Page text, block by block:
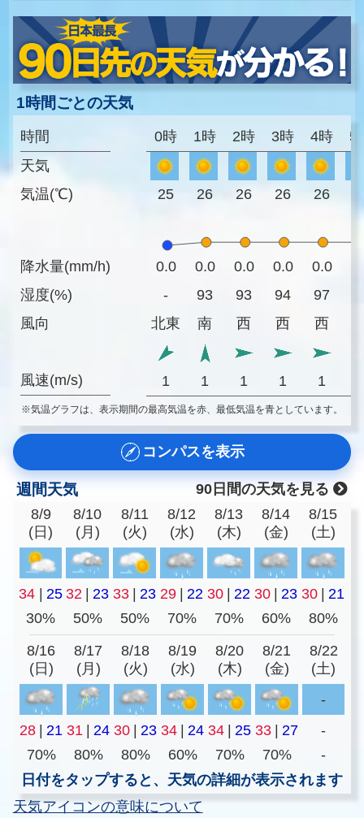
1時間ごとの天気
時間
天気
気温(℃)
降水量(mm/h)
湿度(%)
風向
風速(m/s)
0時 1時 2時 3時 4時 5
25 26 26 26 26
0.0 0.0 0.0 0.0 0.0
-
93 93 94 97
北東
南 西 西 西
1 1 1 1 1
※気温グラフは、表示期間の最高気温を赤、最低気温を青としています。
コンパスを表示
週間天気
90日間の天気を見る
8/9
(日)
8/10
(月)
8/11
(火)
8/12
(水)
8/13
(木)
8/14
(金)
8/15
(土)
34 25 32 23 33 23 29 22 30 22 30 23 30
21
30%
50% 50% 70% 70% 60% 80%
8/16
(日)
8/17
(月)
8/18
(火)
8/19
(水)
8/20
(木)
8/21
(金)
8/22
(土)
-
28
21 31 24 30 23 34 24 34 25 33 27
-
70%
80% 80% 60% 70% 70%
-
日付をタップすると、天気の詳細が表示されます
天気アイコンの意味について